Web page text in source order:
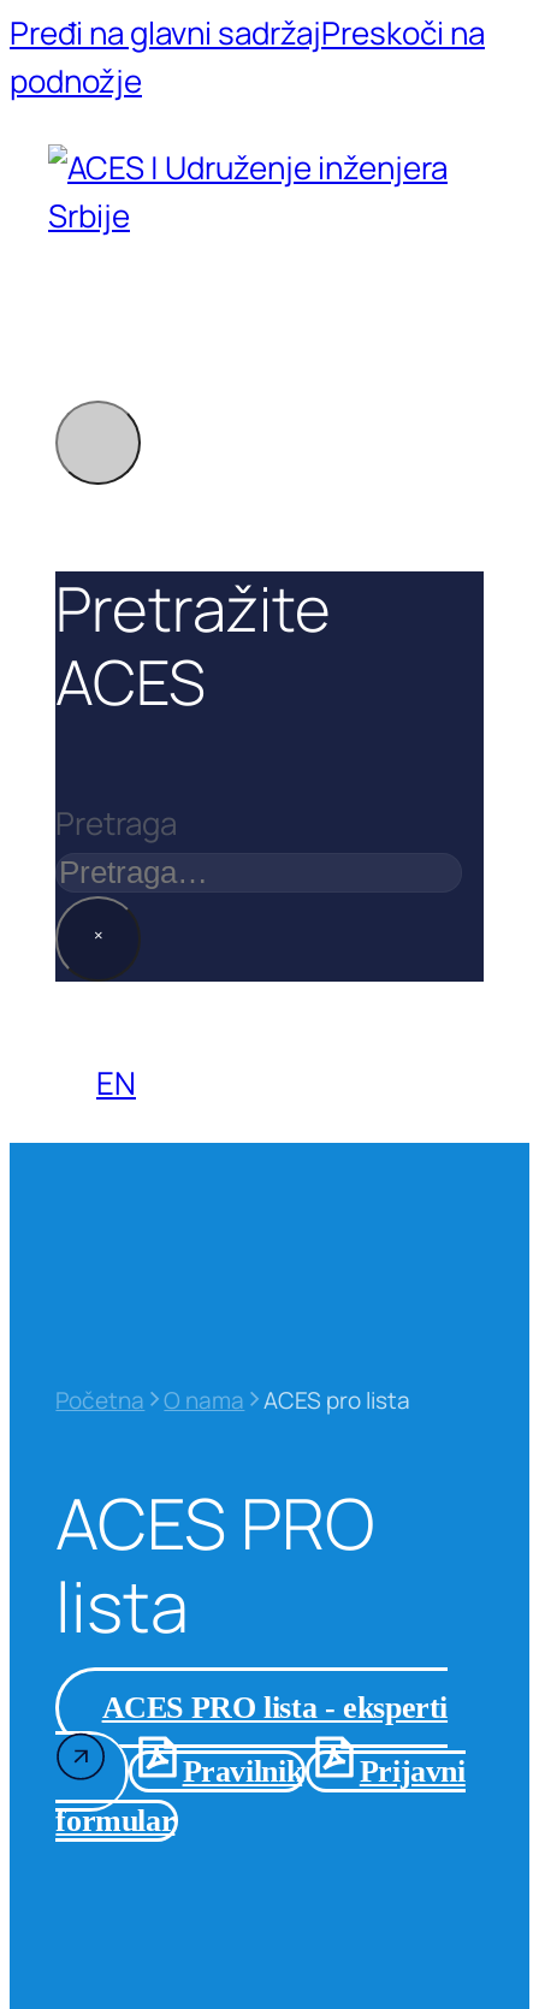
Pređi na glavni sadržajPreskoči na
podnožje
Pretražite
ACES
Pretraga
×
EN
Početna >O nama >ACES pro lista
ACES PRO
lista
ACES PRO lista - eksperti
Pravilnik
Prijavni
formular